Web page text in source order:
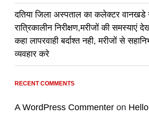
दतिया जिला अस्पताल का कलेक्टर वानखडे
रात्रिकालीन निरीक्षण,मरीजों की समस्याएं
कहा लापरवाही बर्दाश्त नही, मरीजों से
व्यवहार करे
RECENT COMMENTS
A WordPress Commenter on